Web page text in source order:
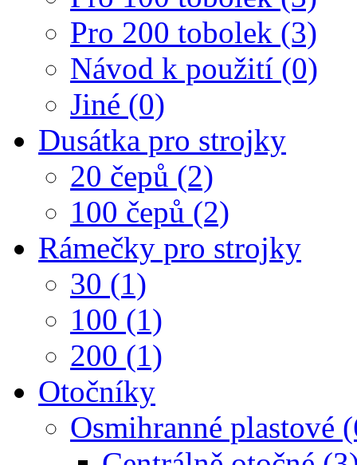
Pro 200 tobolek (3)
Návod k použití (0)
Jiné (0)
Dusátka pro strojky
20 čepů (2)
100 čepů (2)
Rámečky pro strojky
30 (1)
100 (1)
200 (1)
Otočníky
Osmihranné plastové